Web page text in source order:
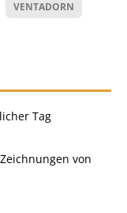
VENTADORN
Tag
von